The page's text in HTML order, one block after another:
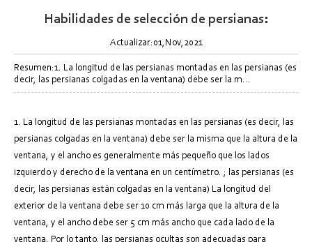
Habilidades de selección de persianas:
Actualizar:01,Nov,2021
Resumen:1. La longitud de las persianas montadas en las persianas (es
decir, las persianas colgadas en la ventana) debe ser la m...
1. La longitud de las persianas montadas en las persianas (es decir, las
persianas colgadas en la ventana) debe ser la misma que la altura de la
ventana, y el ancho es generalmente más pequeño que los lados
izquierdo y derecho de la ventana en un centímetro. ; las persianas (es
decir, las persianas están colgadas en la ventana) La longitud del
exterior de la ventana debe ser 10 cm más larga que la altura de la
ventana, y el ancho debe ser 5 cm más ancho que cada lado de la
ventana. Por lo tanto, las persianas ocultas son adecuadas para